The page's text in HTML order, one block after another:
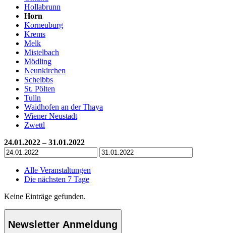
Hollabrunn
Horn
Korneuburg
Krems
Melk
Mistelbach
Mödling
Neunkirchen
Scheibbs
St. Pölten
Tulln
Waidhofen an der Thaya
Wiener Neustadt
Zwettl
24.01.2022 – 31.01.2022
Alle Veranstaltungen
Die nächsten 7 Tage
Keine Einträge gefunden.
Newsletter Anmeldung